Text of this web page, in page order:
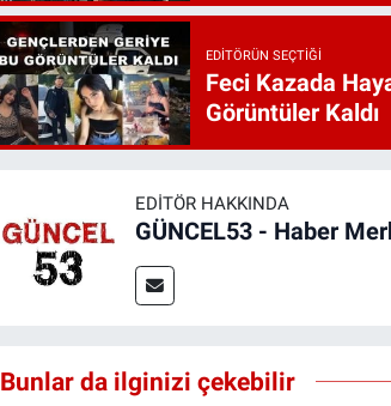
EDITÖRÜN SEÇTIĞI
Feci Kazada
Görüntüler Kaldı
EDITÖR HAKKINDA
GÜNCEL53 - Haber
Bunlar da ilginizi çekebilir